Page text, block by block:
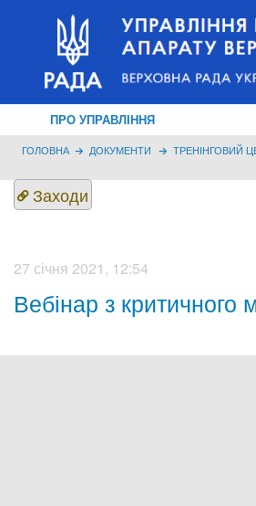
ПРО УПРАВЛІННЯ
ГОЛОВНА ДОКУМЕНТИ ТРЕНІНГОВИЙ
Заходи
27 січня 2021, 12:54
Вебінар з критичного